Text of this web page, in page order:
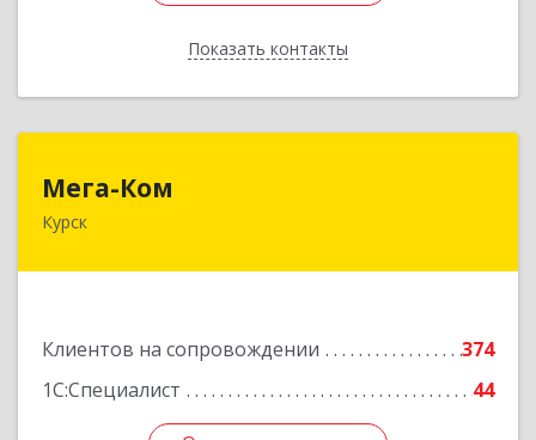
Показать контакты
Назад
Мега-Ком
Курск
Клиентов на сопровождении
374
1С:Специалист
44
305001, Курская обл, Курск г, Красной Армии ул,